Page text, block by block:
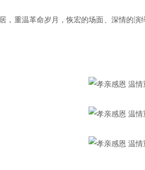
，重温革命岁月，恢宏的场面、深情的